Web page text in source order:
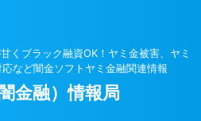
くブラック融資OK！ヤミ金被害、ヤミ
など闇金ソフトヤミ金融関連情報
金融）情報局